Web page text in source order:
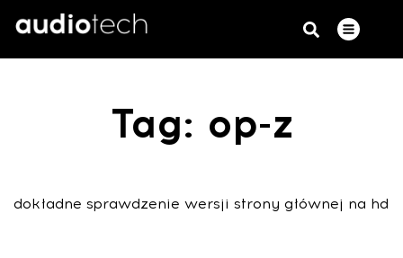
Tag: op-z
dokładne sprawdzenie wersji strony głównej na hd